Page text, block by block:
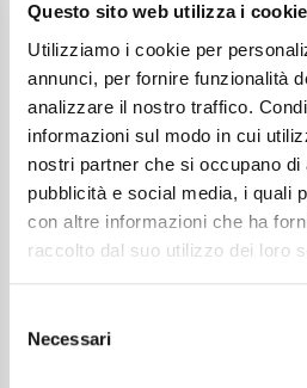
Questo sito web utilizza i cookie
Utilizziamo i cookie per
annunci, per fornire funzionalità
analizzare il nostro traffico.
informazioni sul modo in cui
nostri partner che si occupano di
pubblicità e social media, i quali
con altre informazioni che ha
raccolto dal suo utilizzo dei loro
delNecessari
Continue
Your digital journey